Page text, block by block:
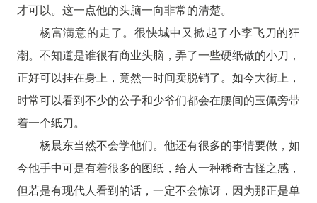
才可以。这一点他的头脑一向非常的清楚。
杨富满意的走了。很快城中又掀起了小李飞刀的狂
潮。不知道是谁很有商业头脑，弄了一些硬纸做的小刀，
正好可以挂在身上，竟然一时间卖脱销了。如今大街上，
时常可以看到不少的公子和少爷们都会在腰间的玉佩旁带
着一个纸刀。
杨晨东当然不会学他们。他还有很多的事情要做，如
今他手中可是有着很多的图纸，给人一种稀奇古怪之感，
但若是有现代人看到的话，一定不会惊讶，因为那正是单